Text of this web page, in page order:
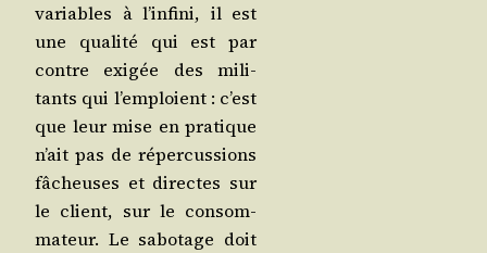
variables à l’infini, il est
une qua­li­té qui est par
contre exi­gée des mili­
tants qui l’emploient : c’est
que leur mise en pra­tique
n’ait pas de réper­cus­sions
fâcheuses et directes sur
le client, sur le consom­
ma­teur. Le sabo­tage doit